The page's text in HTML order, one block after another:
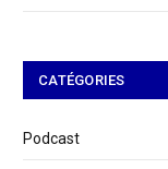
CATÉGORIES
Podcast